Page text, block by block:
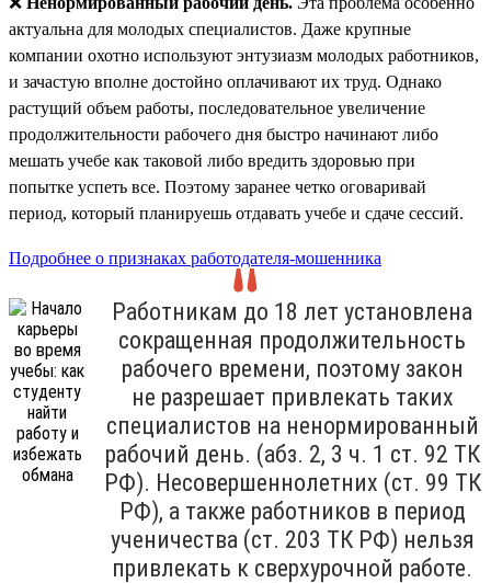
актуальна для молодых специалистов. Даже крупные
компании охотно используют энтузиазм молодых работников,
и зачастую вполне достойно оплачивают их труд. Однако
растущий объем работы, последовательное увеличение
продолжительности рабочего дня быстро начинают либо
мешать учебе как таковой либо вредить здоровью при
попытке успеть все. Поэтому заранее четко оговаривай
период, который планируешь отдавать учебе и сдаче сессий.
Подробнее о признаках работодателя-мошенника
Работникам до 18 лет установлена
сокращенная продолжительность
рабочего времени, поэтому закон
не разрешает привлекать таких
специалистов на ненормированный
рабочий день. (абз. 2, 3 ч. 1 ст. 92 ТК
РФ). Несовершеннолетних (ст. 99 ТК
РФ), а также работников в период
ученичества (ст. 203 ТК РФ) нельзя
привлекать к сверхурочной работе.